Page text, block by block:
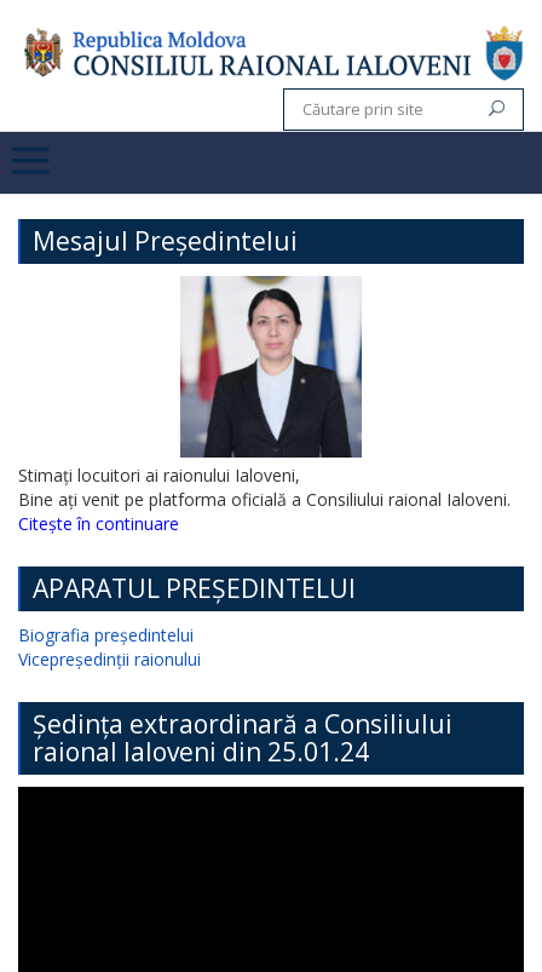
Mesajul Președintelui
Stimați locuitori ai raionului Ialoveni,
Bine ați venit pe platforma oficială a Consiliului raional Ialoveni.
Citește în continuare
APARATUL PREȘEDINTELUI
Biografia președintelui
Vicepreședinții raionului
Ședința extraordinară a Consiliului
raional Ialoveni din 25.01.24